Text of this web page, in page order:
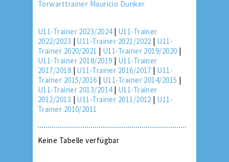
Torwarttrainer Mauricio Dunker
U11-Trainer 2023/2024| U11-Trainer
2022/2023 | U11-Trainer 2021/2022 | U11-
Trainer 2020/2021 | U11-Trainer 2019/2020 |
U11-Trainer 2018/2019 | U11-Trainer
2017/2018 | U11-Trainer 2016/2017 | U11-
Trainer 2015/2016 | U11-Trainer 2014/2015 |
U11-Trainer 2013/2014| U11-Trainer
2012/2013 | U11-Trainer 2011/2012 | U11-
Trainer 2010/2011
Keine Tabelle verfügbar